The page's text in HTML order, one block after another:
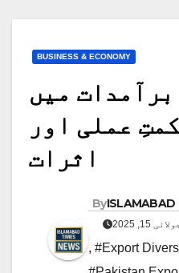
BUSINESS & ECONOMY
میں
عملی اور
اثرات
ByISLAMABAD
15, 2025
, #Export